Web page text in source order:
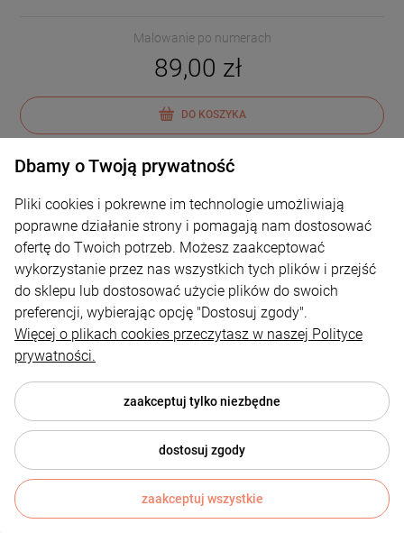
Malowanie po numerach
89,00 zł
DO KOSZYKA
-12%
Dbamy o Twoją prywatność
Pliki cookies i pokrewne im technologie umożliwiają
poprawne działanie strony i pomagają nam dostosować
ofertę do Twoich potrzeb. Możesz zaakceptować
wykorzystanie przez nas wszystkich tych plików i przejść
do sklepu lub dostosować użycie plików do swoich
preferencji, wybierając opcję "Dostosuj zgody".
Więcej o plikach cookies przeczytasz w naszej Polityce
prywatności.
zaakceptuj tylko niezbędne
dostosuj zgody
zaakceptuj wszystkie